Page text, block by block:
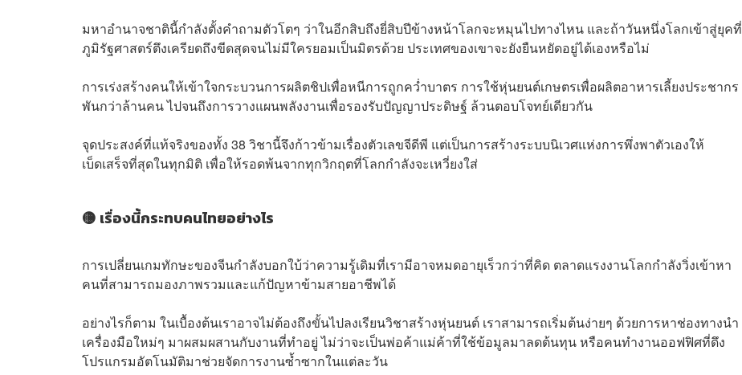
มหาอำนาจชาตินี้กำลังตั้งคำถามตัวโตๆ ว่าในอีกสิบถึงยี่สิบปีข้างหน้าโลกจะหมุนไปทางไหน และถ้าวันหนึ่งโลกเข้าสู่ยุคที่
ภูมิรัฐศาสตร์ตึงเครียดถึงขีดสุดจนไม่มีใครยอมเป็นมิตรด้วย ประเทศของเขาจะยังยืนหยัดอยู่ได้เองหรือไม่
การเร่งสร้างคนให้เข้าใจกระบวนการผลิตชิปเพื่อหนีการถูกคว่ำบาตร การใช้หุ่นยนต์เกษตรเพื่อผลิตอาหารเลี้ยงประชากร
พันกว่าล้านคน ไปจนถึงการวางแผนพลังงานเพื่อรองรับปัญญาประดิษฐ์ ล้วนตอบโจทย์เดียวกัน
จุดประสงค์ที่แท้จริงของทั้ง 38 วิชานี้จึงก้าวข้ามเรื่องตัวเลขจีดีพี แต่เป็นการสร้างระบบนิเวศแห่งการพึ่งพาตัวเองให้
เบ็ดเสร็จที่สุดในทุกมิติ เพื่อให้รอดพ้นจากทุกวิกฤตที่โลกกำลังจะเหวี่ยงใส่
🟡 เรื่องนี้กระทบคนไทยอย่างไร
การเปลี่ยนเกมทักษะของจีนกำลังบอกใบ้ว่าความรู้เดิมที่เรามีอาจหมดอายุเร็วกว่าที่คิด ตลาดแรงงานโลกกำลังวิ่งเข้าหา
คนที่สามารถมองภาพรวมและแก้ปัญหาข้ามสายอาชีพได้
อย่างไรก็ตาม ในเบื้องต้นเราอาจไม่ต้องถึงขั้นไปลงเรียนวิชาสร้างหุ่นยนต์ เราสามารถเริ่มต้นง่ายๆ ด้วยการหาช่องทางนำ
เครื่องมือใหม่ๆ มาผสมผสานกับงานที่ทำอยู่ ไม่ว่าจะเป็นพ่อค้าแม่ค้าที่ใช้ข้อมูลมาลดต้นทุน หรือคนทำงานออฟฟิศที่ดึง
โปรแกรมอัตโนมัติมาช่วยจัดการงานซ้ำซากในแต่ละวัน